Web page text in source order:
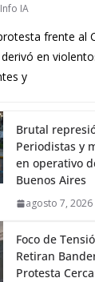
Info IA
frente al
en
y
Brutal
Periodistas y
en operativo
Buenos Aires
agosto 7, 2026
Foco de
Retiran
Protesta